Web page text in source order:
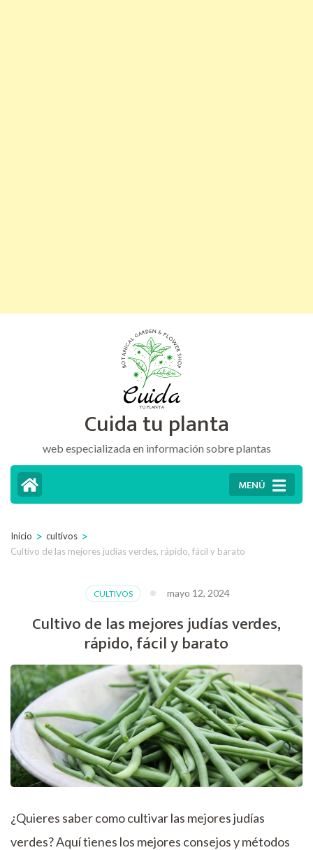
Intro)
Cuida tu planta
web especializada en información sobre plantas
MENÚ
Inicio > cultivos >
Cultivo de las mejores judías verdes, rápido, fácil y barato
CULTIVOS mayo 12, 2024
Cultivo de las mejores judías verdes,
rápido, fácil y barato
¿Quieres saber como cultivar las mejores judías
verdes? Aquí tienes los mejores consejos y métodos